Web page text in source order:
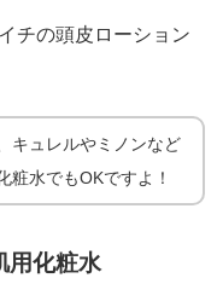
チの頭皮ローション
キュレルやミノンなど
粧水でもOKですよ！
用化粧水